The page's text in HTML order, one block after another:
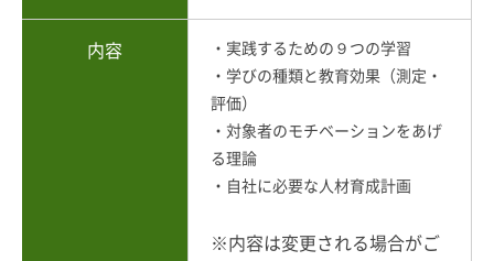
内容
・実践するための９つの学習
・学びの種類と教育効果（測定・
評価）
・対象者のモチベーションをあげ
る理論
・自社に必要な人材育成計画
※内容は変更される場合がご